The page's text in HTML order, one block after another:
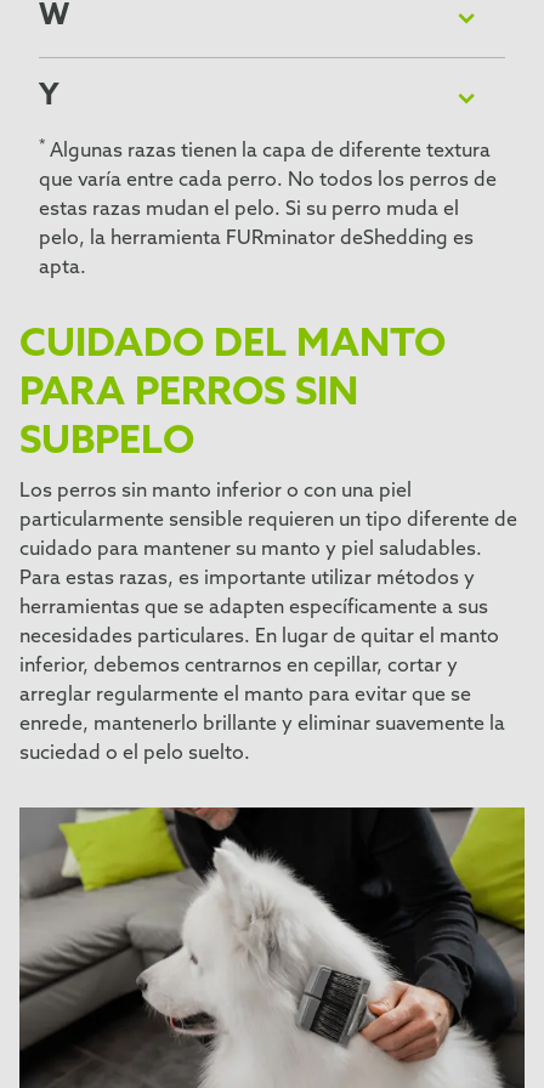
Smooth Fox Terrier
Spaniel de Agua Americano o Perro de Agua
Americano
Staffordshire Bull Terrier
*
Terrier Australiano
*
W
Weimaraner o Braco de Weimar (pelo corto)
Whippet
Y
Yorkshire terrier
* Algunas razas tienen la capa de diferente textura
que varía entre cada perro. No todos los perros de
estas razas mudan el pelo. Si su perro muda el
pelo, la herramienta FURminator deShedding es
apta.
CUIDADO DEL MANTO
PARA PERROS SIN
SUBPELO
Los perros sin manto inferior o con una piel
particularmente sensible requieren un tipo diferente de
cuidado para mantener su manto y piel saludables.
Para estas razas, es importante utilizar métodos y
herramientas que se adapten específicamente a sus
necesidades particulares. En lugar de quitar el manto
inferior, debemos centrarnos en cepillar, cortar y
arreglar regularmente el manto para evitar que se
enrede, mantenerlo brillante y eliminar suavemente la
suciedad o el pelo suelto.